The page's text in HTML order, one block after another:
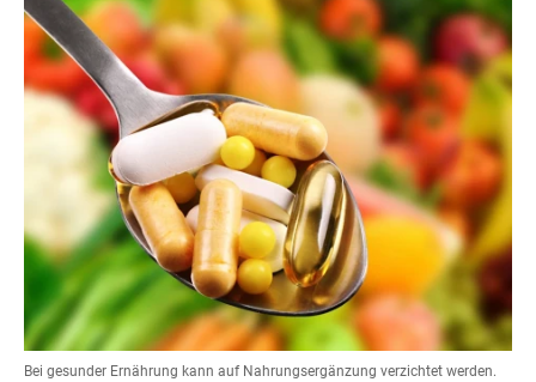
Bei gesunder Ernährung kann auf Nahrungsergänzung verzichtet werden.